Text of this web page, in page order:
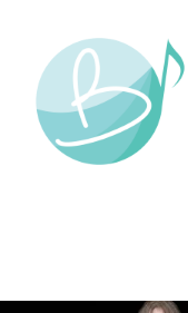
content